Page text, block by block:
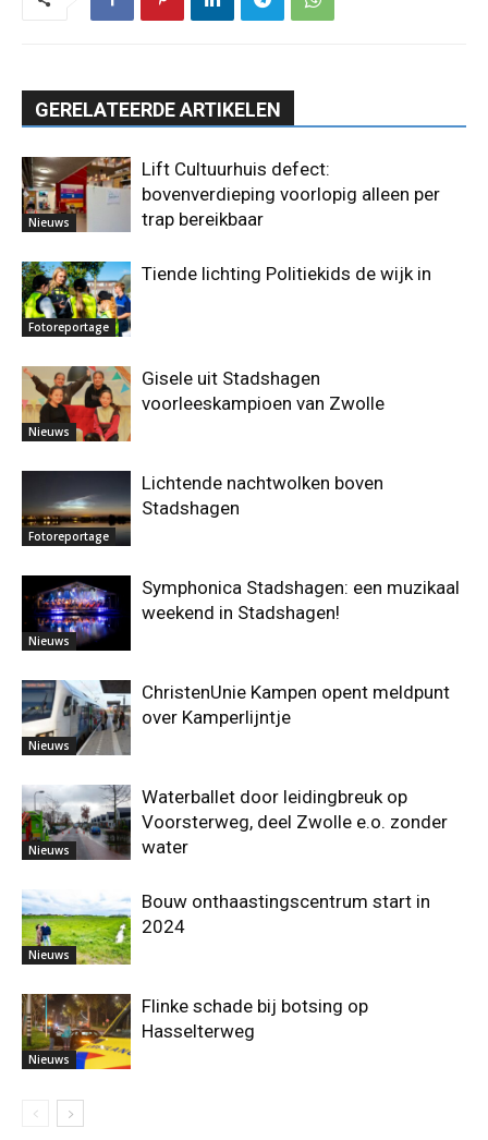
GERELATEERDE ARTIKELEN
Nieuws
Lift Cultuurhuis defect:
bovenverdieping voorlopig alleen per
trap bereikbaar
Fotoreportage
Tiende lichting Politiekids de wijk in
Nieuws
Gisele uit Stadshagen
voorleeskampioen van Zwolle
Fotoreportage
Lichtende nachtwolken boven
Stadshagen
Nieuws
Symphonica Stadshagen: een muzikaal
weekend in Stadshagen!
Nieuws
ChristenUnie Kampen opent meldpunt
over Kamperlijntje
Nieuws
Waterballet door leidingbreuk op
Voorsterweg, deel Zwolle e.o. zonder
water
Nieuws
Bouw onthaastingscentrum start in
2024
Nieuws
Flinke schade bij botsing op
Hasselterweg